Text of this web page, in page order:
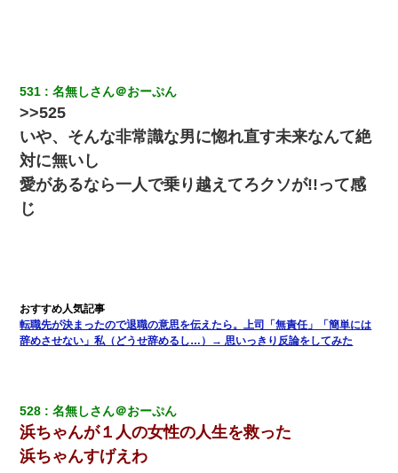
放置子が病院送りになったらしい → 俺（二度と帰ってくる
なよ…嫁を半身不随にしやがった恨みは、正直こんなもん
じゃ晴れない）
同じマンションに住んでる女性が鍵をわかりやすいところ
に隠している事に気づいた俺「忍びこんでみよう！」→ 結
果
レクレ！」私「なんでよ」Ａ「ケーチ！バーカ！」→ 後
日、Ａ旦那が凸してきた
婚活パーティーでよく会う美女がいた。こんな完璧な容姿
を持ってしても結婚て難しいんだなぁ…と思ってた
531 名無しさん＠おーぷん
>>525
いや、そんな非常識な男に惚れ直す未来なんて絶
対に無いし
愛があるなら一人で乗り越えてろクソが!!って感
じ
転職先が決まったので退職の意思を伝えたら。上司「無責任」「簡単には
辞めさせない」私（どうせ辞めるし…）→ 思いっきり反論をしてみた
528 名無しさん＠おーぷん
浜ちゃんが１人の女性の人生を救った
浜ちゃんすげえわ